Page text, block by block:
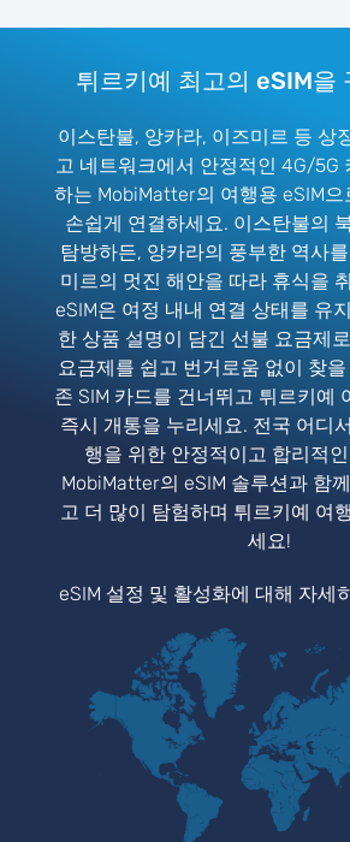
튀르키예 최고의 eSIM을
이스탄불, 앙카라, 이즈미르 등 상
고 네트워크에서 안정적인 4G/5G
하는 MobiMatter의 여행용 eSIM으
손쉽게 연결하세요. 이스탄불의
탐방하든, 앙카라의 풍부한 역사
미르의 멋진 해안을 따라 휴식을
eSIM은 여정 내내 연결 상태를 유
한 상품 설명이 담긴 선불 요금제
요금제를 쉽고 번거로움 없이 찾을
존 SIM 카드를 건너뛰고 튀르키예
즉시 개통을 누리세요. 전국 어디
행을 위한 안정적이고 합리적
MobiMatter의 eSIM 솔루션과 함
고 더 많이 탐험하며 튀르키예 여
세요!
eSIM 설정 및 활성화에 대해 자세